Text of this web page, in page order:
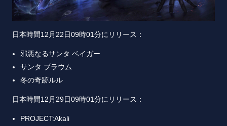
日本時間12月22日09時01分にリリース：
邪悪なるサンタ ベイガー
サンタ ブラウム
冬の奇跡ルル
日本時間12月29日09時01分にリリース：
PROJECT:Akali